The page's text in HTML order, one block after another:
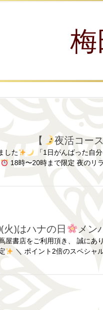
【 夜活コース
した 「1日がんばった自
18時〜20時まで限定 夜のリ
火)はハナの日 メン
屋書店をご利用頂き、 誠にあ
＼ ポイント2倍のスペシャ